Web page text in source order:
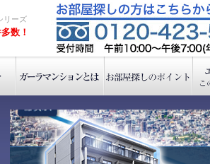
リーズ
数！